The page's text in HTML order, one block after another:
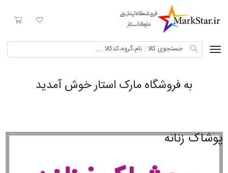
Mark Star
لیست مورد
سبد
به فروشگاه مارک استار خوش آمدید
پوشاک زنانه